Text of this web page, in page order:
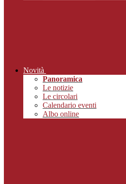
Novità
Panoramica
Le notizie
Le circolari
Calendario eventi
Albo online